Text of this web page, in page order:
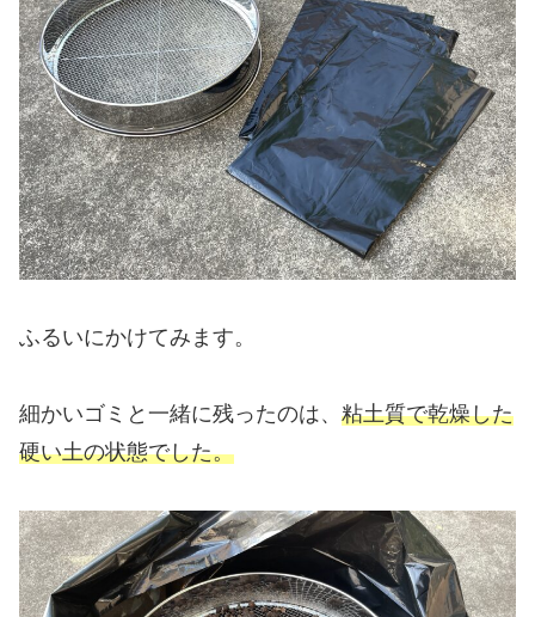
ふるいにかけてみます。
細かいゴミと一緒に残ったのは、 粘土質で乾燥した
硬い土の状態でした。